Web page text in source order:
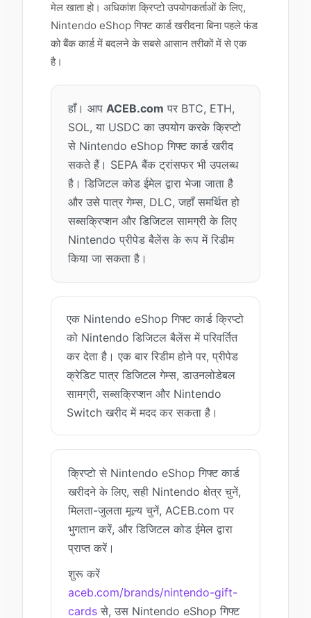
मेल खाता हो। अधिकांश क्रिप्टो उपयोगकर्ताओं के लिए,
Nintendo eShop गिफ्ट कार्ड खरीदना बिना पहले फंड
को बैंक कार्ड में बदलने के सबसे आसान तरीकों में से एक
है।
हाँ। आप ACEB.com पर BTC, ETH,
SOL, या USDC का उपयोग करके क्रिप्टो
से Nintendo eShop गिफ्ट कार्ड खरीद
सकते हैं। SEPA बैंक ट्रांसफर भी उपलब्ध
है। डिजिटल कोड ईमेल द्वारा भेजा जाता है
और उसे पात्र गेम्स, DLC, जहाँ समर्थित हो
सब्सक्रिप्शन और डिजिटल सामग्री के लिए
Nintendo प्रीपेड बैलेंस के रूप में रिडीम
किया जा सकता है।
एक Nintendo eShop गिफ्ट कार्ड क्रिप्टो
को Nintendo डिजिटल बैलेंस में परिवर्तित
कर देता है। एक बार रिडीम होने पर, प्रीपेड
क्रेडिट पात्र डिजिटल गेम्स, डाउनलोडेबल
सामग्री, सब्सक्रिप्शन और Nintendo
Switch खरीद में मदद कर सकता है।
क्रिप्टो से Nintendo eShop गिफ्ट कार्ड
खरीदने के लिए, सही Nintendo क्षेत्र चुनें,
मिलता-जुलता मूल्य चुनें, ACEB.com पर
भुगतान करें, और डिजिटल कोड ईमेल द्वारा
प्राप्त करें।
शुरू करें
aceb.com/brands/nintendo-gift-
cards से, उस Nintendo eShop गिफ्ट